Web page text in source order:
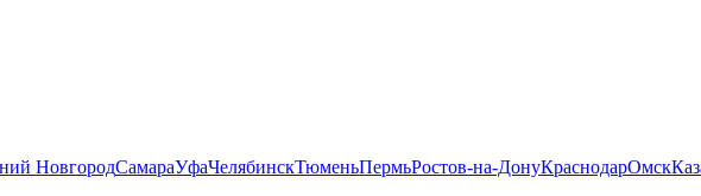
НовгородСамараУфаЧелябинскТюменьПермьРостов-на-ДонуКраснодарОмск